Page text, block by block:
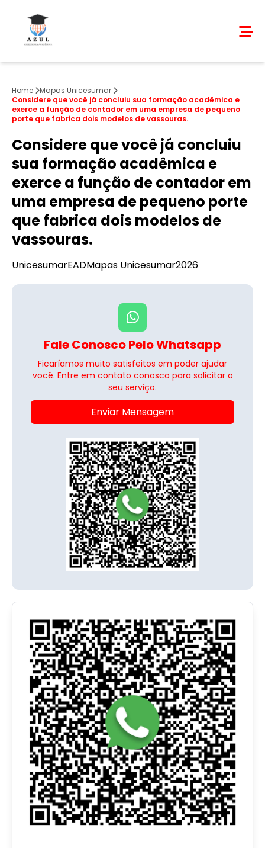
Home
Mapas Unicesumar
Considere que você já concluiu sua formação acadêmica e
exerce a função de contador em uma empresa de pequeno
porte que fabrica dois modelos de vassouras.
Considere que você já concluiu
sua formação acadêmica e
exerce a função de contador em
uma empresa de pequeno porte
que fabrica dois modelos de
vassouras.
UnicesumarEADMapas Unicesumar2026
Fale Conosco Pelo Whatsapp
Ficaríamos muito satisfeitos em poder ajudar
você. Entre em contato conosco para solicitar o
seu serviço.
Enviar Mensagem